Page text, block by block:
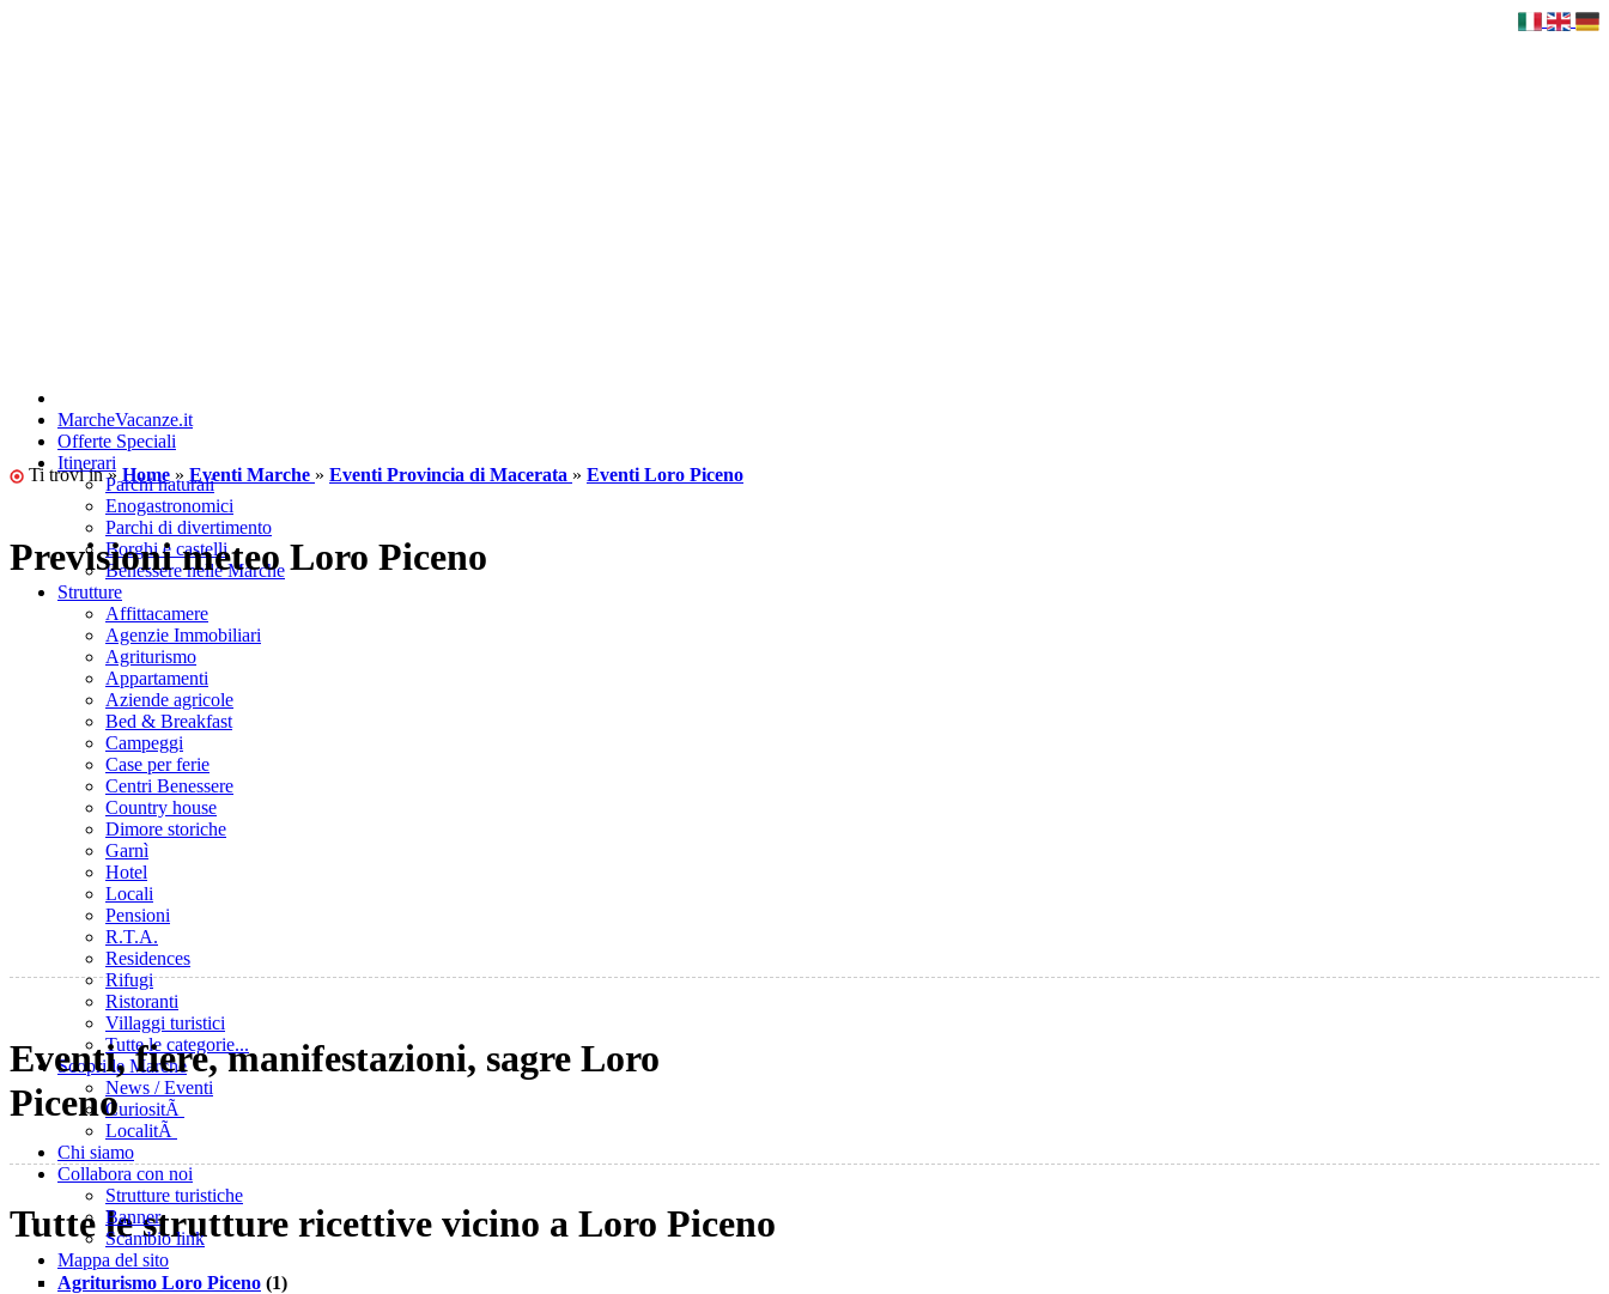
MarcheVacanze.it
Offerte Speciali
Itinerari
Parchi naturali
Enogastronomici
Parchi di divertimento
Borghi e castelli
Benessere nelle Marche
Strutture
Affittacamere
Agenzie Immobiliari
Agriturismo
Appartamenti
Aziende agricole
Bed & Breakfast
Campeggi
Case per ferie
Centri Benessere
Country house
Dimore storiche
Garnì
Hotel
Locali
Pensioni
R.T.A.
Residences
Rifugi
Ristoranti
Villaggi turistici
Tutte le categorie...
Scopri le Marche
News / Eventi
CuriositÃ
LocalitÃ
Chi siamo
Collabora con noi
Strutture turistiche
Banner
Scambio link
Mappa del sito
Ti trovi in » Home » Eventi Marche » Eventi Provincia di Macerata » Eventi Loro Piceno
Previsioni meteo Loro Piceno
Eventi, fiere, manifestazioni, sagre Loro
Piceno
Tutte le strutture ricettive vicino a Loro Piceno
Agriturismo Loro Piceno (1)